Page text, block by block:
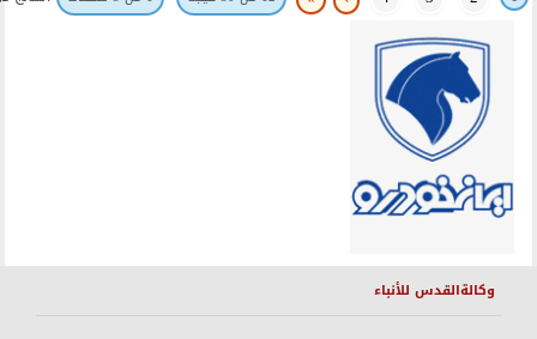
وكالةالقدس للأنباء